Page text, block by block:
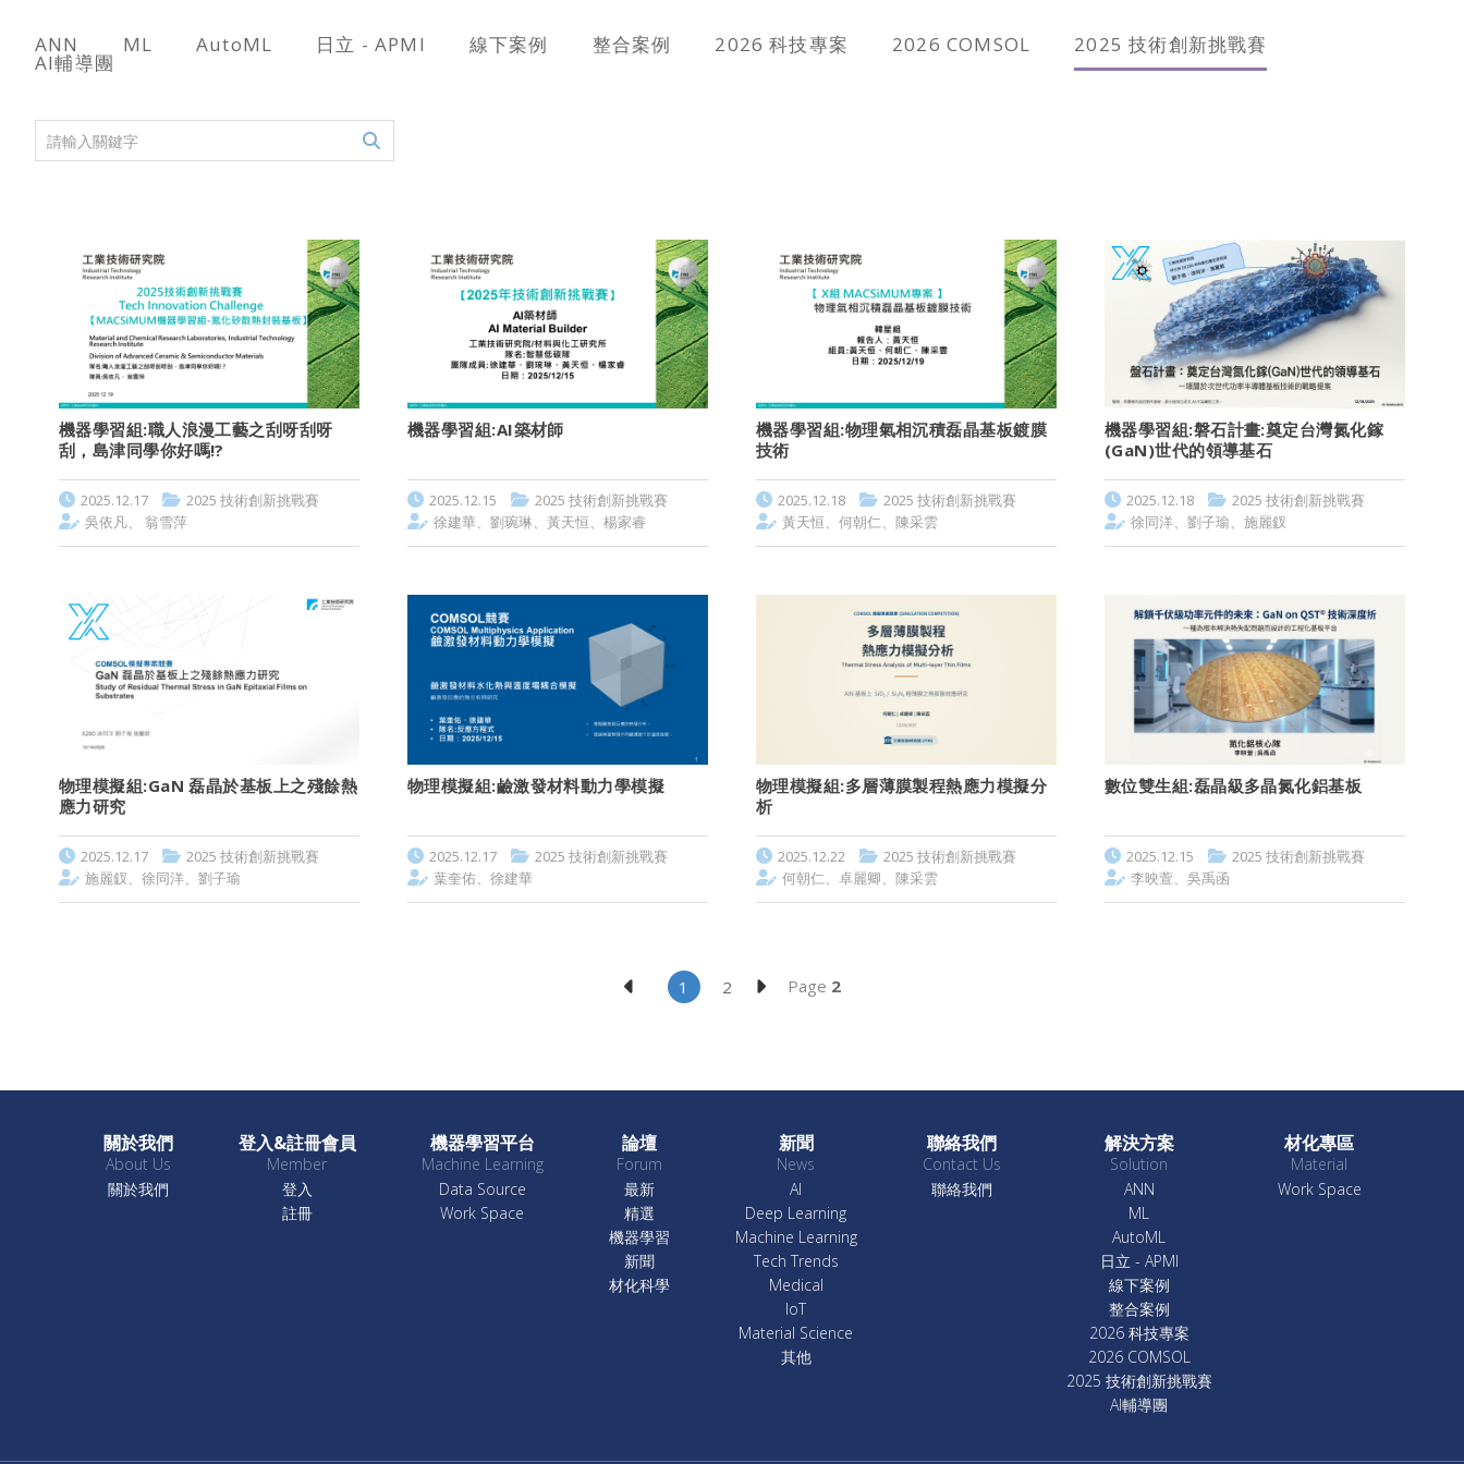
ANN ML AutoML 日立 - APMI 線下案例 整合案例 2026 科技專案 2026 COMSOL 2025 技術創新挑戰賽
AI輔導團
機器學習組:職人浪漫工藝之刮呀刮呀
刮，島津同學你好嗎!?
2025.12.17
2025 技術創新挑戰賽
吳依凡、 翁雪萍
機器學習組:AI築材師
2025.12.15
2025 技術創新挑戰賽
徐建華、劉琬琳、黃天恒、楊家睿
機器學習組:物理氣相沉積磊晶基板鍍膜
技術
2025.12.18
2025 技術創新挑戰賽
黃天恒、何朝仁、陳采雲
機器學習組:磐石計畫:奠定台灣氮化鎵
(GaN)世代的領導基石
2025.12.18
2025 技術創新挑戰賽
徐同洋、劉子瑜、施麗釵
物理模擬組:GaN 磊晶於基板上之殘餘熱
應力研究
2025.12.17
2025 技術創新挑戰賽
施麗釵、徐同洋、劉子瑜
物理模擬組:鹼激發材料動力學模擬
2025.12.17
2025 技術創新挑戰賽
葉奎佑、徐建華
物理模擬組:多層薄膜製程熱應力模擬分
析
2025.12.22
2025 技術創新挑戰賽
何朝仁、卓麗卿、陳采雲
數位雙生組:磊晶級多晶氮化鋁基板
2025.12.15
2025 技術創新挑戰賽
李映萱、吳禹函
1 2 Page 2
關於我們
About Us
關於我們
登入&註冊會員
Member
登入
註冊
機器學習平台
Machine Learning
Data Source
Work Space
論壇
Forum
最新
精選
機器學習
新聞
材化科學
新聞
News
AI
Deep Learning
Machine Learning
Tech Trends
Medical
IoT
Material Science
其他
聯絡我們
Contact Us
聯絡我們
解決方案
Solution
ANN
ML
AutoML
日立 - APMI
線下案例
整合案例
2026 科技專案
2026 COMSOL
2025 技術創新挑戰賽
AI輔導團
材化專區
Material
Work Space